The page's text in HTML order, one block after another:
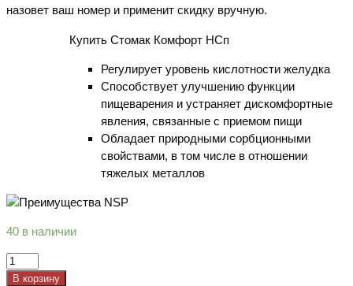
назовет ваш номер и применит скидку вручную.
Купить Стомак Комфорт НСп
Регулирует уровень кислотности желудка
Способствует улучшению функции
пищеварения и устраняет дискомфортные
явления, связанные с приемом пищи
Обладает природными сорбционными
свойствами, в том числе в отношении
тяжелых металлов
40 в наличии
Количество
товара
В корзину